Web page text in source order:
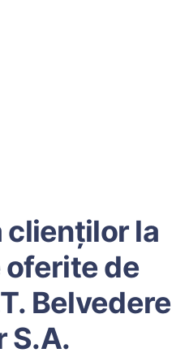
la
de
Belvedere
S.A.